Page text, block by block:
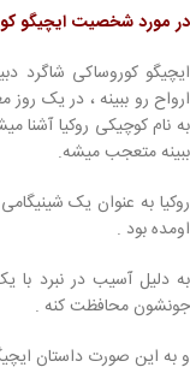
در مورد شخصیت ایچیگو
ایچیگو کوروساکی شاگرد
ارواح رو ببینه ، در یک
به نام کوچیکی روکیا آشنا
ببینه متعجب میشه.
روکیا به عنوان یک
اومده بود .
به دلیل آسیب در نبرد با
جونشون محافظت کنه .
و به این صورت داستان